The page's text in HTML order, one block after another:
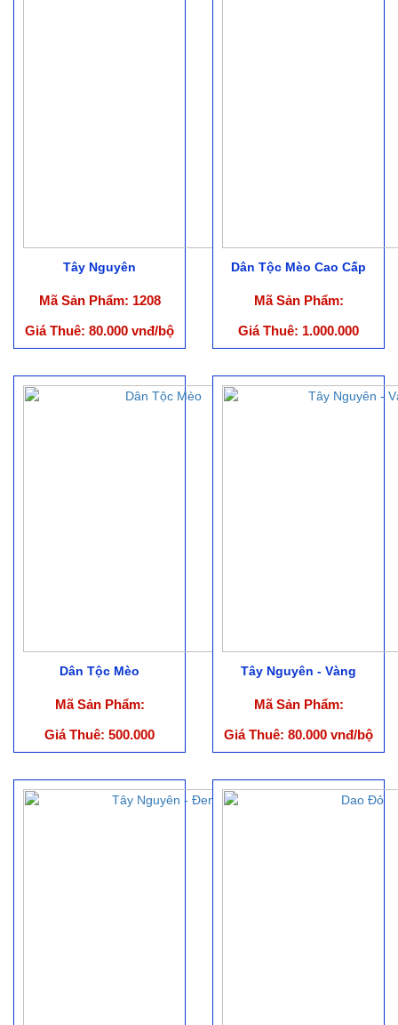
Tây Nguyên
Mã Sản Phẩm: 1208
Giá Thuê: 80.000 vnđ/bộ
Dân Tộc Mèo Cao Cấp
Mã Sản Phẩm:
Giá Thuê: 1.000.000
vnđ/Bộ
Dân Tộc Mèo
Mã Sản Phẩm:
Giá Thuê: 500.000
vnđ/Bộ (Ko bao gồm
Tây Nguyên - Vàng
Mã Sản Phẩm:
Giá Thuê: 80.000 vnđ/bộ